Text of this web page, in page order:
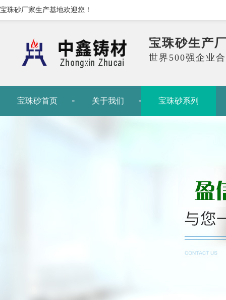
宝珠砂厂家生产基地欢迎您！
宝珠砂生产
世界500强企业
宝珠砂首页 关于我们 宝珠砂系列